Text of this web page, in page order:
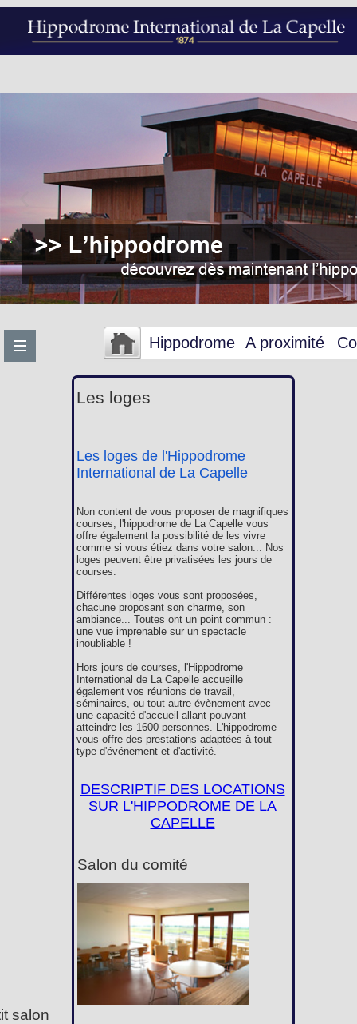
Hippodrome A proximité
Les loges
Les loges de l'Hippodrome
International de La Capelle
Non content de vous proposer de magnifiques
courses, l'hippodrome de La Capelle vous
offre également la possibilité de les vivre
comme si vous étiez dans votre salon... Nos
loges peuvent être privatisées les jours de
courses.
Différentes loges vous sont proposées,
chacune proposant son charme, son
ambiance... Toutes ont un point commun :
une vue imprenable sur un spectacle
inoubliable !
Hors jours de courses, l'Hippodrome
International de La Capelle accueille
également vos réunions de travail,
séminaires, ou tout autre évènement avec
une capacité d'accueil allant pouvant
atteindre les 1600 personnes. L'hippodrome
vous offre des prestations adaptées à tout
type d'événement et d'activité.
DESCRIPTIF DES LOCATIONS
SUR L'HIPPODROME DE LA
CAPELLE
Salon du comité
salon